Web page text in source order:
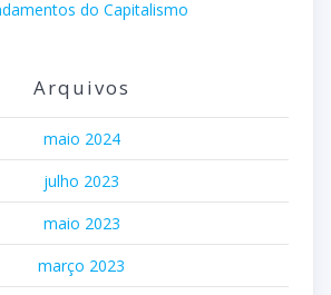
do Capitalismo
Arquivos
maio 2024
julho 2023
maio 2023
março 2023